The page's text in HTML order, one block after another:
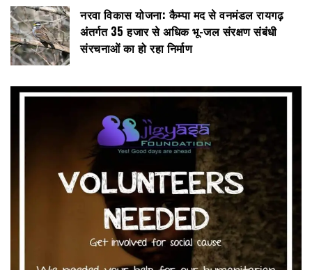
नरवा विकास योजना: कैम्पा मद से वनमंडल रायगढ़
अंतर्गत 35 हजार से अधिक भू-जल संरक्षण संबंधी
संरचनाओं का हो रहा निर्माण